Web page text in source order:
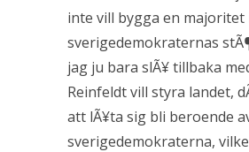
inte vill bygga en majoritet
sverigedemokraternas
jag ju bara slÃ¥ tillbaka
Reinfeldt vill styra landet,
att lÃ¥ta sig bli beroende
sverigedemokraterna,